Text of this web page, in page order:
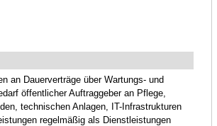
an Dauerverträge über Wartungs- und
öffentlicher Auftraggeber an Pflege,
technischen Anlagen, IT-Infrastrukturen
regelmäßig als Dienstleistungen